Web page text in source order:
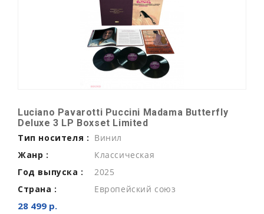
Luciano Pavarotti Puccini Madama Butterfly
Deluxe 3 LP Boxset Limited
Тип носителя : Винил
Жанр :
Классическая
Год выпуска :
2025
Страна :
Европейский союз
28 499 р.